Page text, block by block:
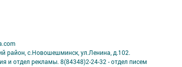
район, с.Новошешминск, ул.Ленина, д.102.
и отдел рекламы. 8(84348)2-24-32 - отдел писем